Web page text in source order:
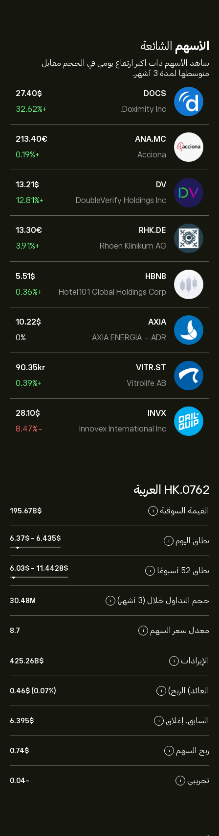
الأسهم الشائعة
شاهد الأسهم ذات أكبر ارتفاع يومي في الحجم مقابل
متوسطها لمدة 3 أشهر.
DOCS
Doximity Inc.
27.40‎$‎
+32.62%
ANA.MC
Acciona
213.40‎€‎
+0.19%
DV
DoubleVerify Holdings Inc
13.21‎$‎
+12.81%
RHK.DE
Rhoen Klinikum AG
13.30‎€‎
+3.91%
HBNB
Hotel101 Global Holdings Corp
5.51‎$‎
+0.36%
AXIA
AXIA ENERGIA - ADR
10.22‎$‎
0%
VITR.ST
Vitrolife AB
90.35‎kr‎
+0.39%
INVX
Innovex International Inc
28.10‎$‎
-8.47%
0762.HK العربية
القيمة السوقية i
195.67B‎$‎
نطاق اليوم i
6.37‎$‎ - 6.435‎$‎
نطاق 52 أسبوعًا i
6.03‎$‎ - 11.4428‎$‎
حجم التداول خلال (3 أشهر) i
30.48M
معدل سعر السهم i
8.7
الإيرادات i
425.26B‎$‎
العائد) الربح) i
0.46‎$‎ (0.07%)
السابق. إغلاق i
6.395‎$‎
ربح السهم i
0.74‎$‎
تجريبي i
-0.04